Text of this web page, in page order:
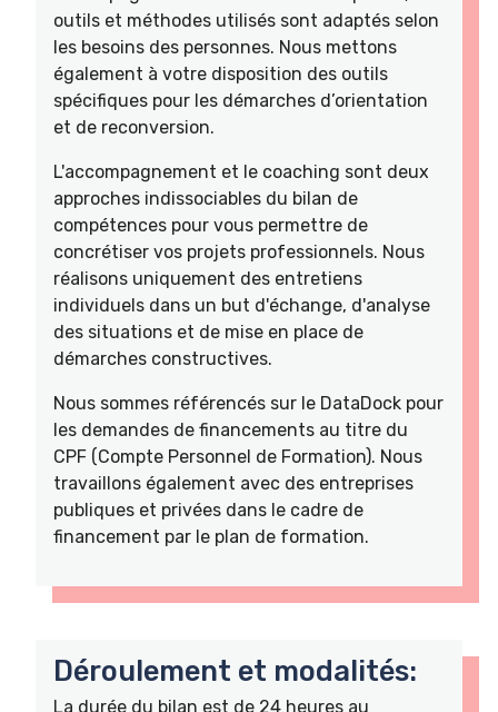
outils et méthodes utilisés sont adaptés selon
les besoins des personnes. Nous mettons
également à votre disposition des outils
spécifiques pour les démarches d’orientation
et de reconversion.
L'accompagnement et le coaching sont deux
approches indissociables du bilan de
compétences pour vous permettre de
concrétiser vos projets professionnels. Nous
réalisons uniquement des entretiens
individuels dans un but d'échange, d'analyse
des situations et de mise en place de
démarches constructives.
Nous sommes référencés sur le DataDock pour
les demandes de financements au titre du
CPF (Compte Personnel de Formation). Nous
travaillons également avec des entreprises
publiques et privées dans le cadre de
financement par le plan de formation.
Déroulement et modalités:
La durée du bilan est de 24 heures au